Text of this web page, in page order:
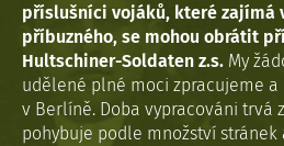
příslušníci vojáků, které zajímá
příbuzného, se mohou obrátit
Hultschiner-Soldaten z.s. My
udělené plné moci zpracujeme
v Berlíně. Doba vypracováni trvá
pohybuje podle množství stránek